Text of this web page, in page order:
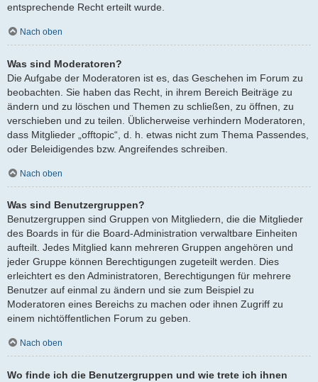
entsprechende Recht erteilt wurde.
Nach oben
Was sind Moderatoren?
Die Aufgabe der Moderatoren ist es, das Geschehen im Forum zu
beobachten. Sie haben das Recht, in ihrem Bereich Beiträge zu
ändern und zu löschen und Themen zu schließen, zu öffnen, zu
verschieben und zu teilen. Üblicherweise verhindern Moderatoren,
dass Mitglieder „offtopic“, d. h. etwas nicht zum Thema Passendes,
oder Beleidigendes bzw. Angreifendes schreiben.
Nach oben
Was sind Benutzergruppen?
Benutzergruppen sind Gruppen von Mitgliedern, die die Mitglieder
des Boards in für die Board-Administration verwaltbare Einheiten
aufteilt. Jedes Mitglied kann mehreren Gruppen angehören und
jeder Gruppe können Berechtigungen zugeteilt werden. Dies
erleichtert es den Administratoren, Berechtigungen für mehrere
Benutzer auf einmal zu ändern und sie zum Beispiel zu
Moderatoren eines Bereichs zu machen oder ihnen Zugriff zu
einem nichtöffentlichen Forum zu geben.
Nach oben
Wo finde ich die Benutzergruppen und wie trete ich ihnen